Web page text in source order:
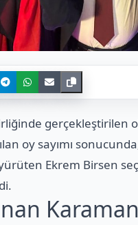
gerçekleştirilen
oy sayımı
Ekrem Birsen